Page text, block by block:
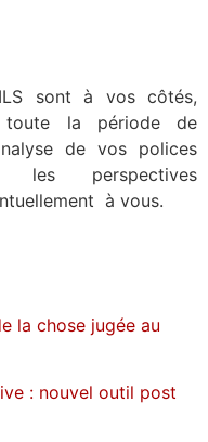
sont à vos côtés,
la période de
de vos polices
les perspectives
à vous.
la chose jugée au
: nouvel outil post